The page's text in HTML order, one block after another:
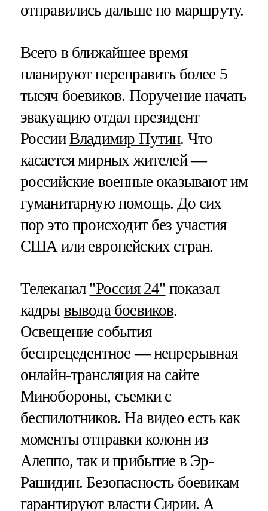
отправились дальше по маршруту.
Всего в ближайшее время
планируют переправить более 5
тысяч боевиков. Поручение начать
эвакуацию отдал президент
РоссииВладимир Путин. Что
касается мирных жителей —
российские военные оказывают им
гуманитарную помощь. До сих
пор это происходит без участия
США или европейских стран.
Телеканал "Россия 24" показал
кадры вывода боевиков.
Освещение события
беспрецедентное — непрерывная
онлайн-трансляция на сайте
Минобороны, съемки с
беспилотников. На видео есть как
моменты отправки колонн из
Алеппо, так и прибытие в Эр-
Рашидин. Безопасность боевикам
гарантируют власти Сирии. А